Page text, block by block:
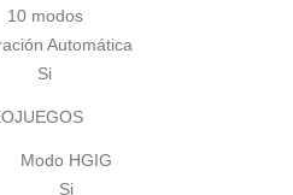
10 modos
Automática
Si
Modo HGIG
Si